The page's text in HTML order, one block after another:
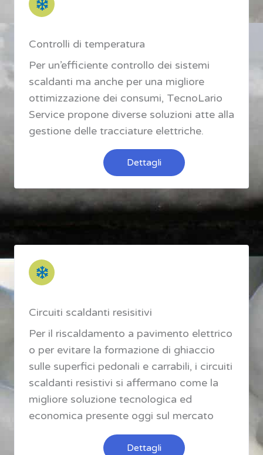
Controlli di temperatura
Per un’efficiente controllo dei sistemi
scaldanti ma anche per una migliore
ottimizzazione dei consumi, TecnoLario
Service propone diverse soluzioni atte alla
gestione delle tracciature elettriche.
Dettagli
Circuiti scaldanti resisitivi
Per il riscaldamento a pavimento elettrico
o per evitare la formazione di ghiaccio
sulle superfici pedonali e carrabili, i circuiti
scaldanti resistivi si affermano come la
migliore soluzione tecnologica ed
economica presente oggi sul mercato
Dettagli